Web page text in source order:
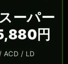
ーパー
円
ACD / LD